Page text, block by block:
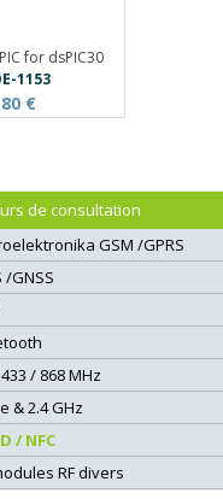
for dsPIC30
1153
€
de consultation
GSM /GPRS
/GNSS
/ 868 MHz
& 2.4 GHz
/ NFC
RF divers